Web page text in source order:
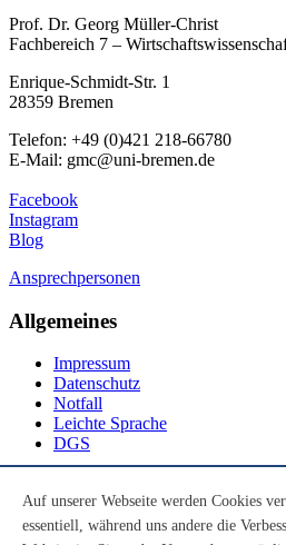
Prof. Dr. Georg Müller-Christ
Fachbereich 7 –
Enrique-Schmidt-Str. 1
28359 Bremen
Telefon: +49 (0)421 218-66780
E-Mail: gmc@uni-bremen.de
Facebook
Instagram
Blog
Ansprechpersonen
Allgemeines
Impressum
Datenschutz
Notfall
Leichte Sprache
DGS
Youtube
Auf unserer Webseite werden Cookies
essentiell, während uns andere die